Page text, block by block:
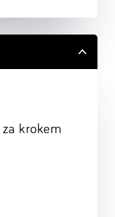
krokem